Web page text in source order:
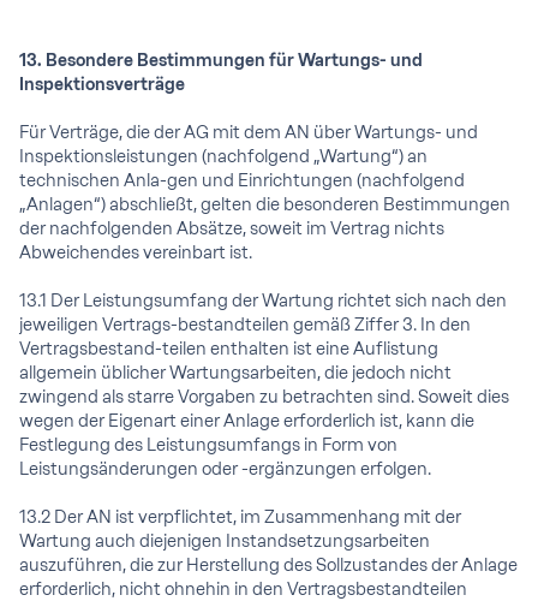
13. Besondere Bestimmungen für Wartungs- und
Inspektionsverträge
Für Verträge, die der AG mit dem AN über Wartungs- und
Inspektionsleistungen (nachfolgend „Wartung“) an
technischen Anla-gen und Einrichtungen (nachfolgend
„Anlagen“) abschließt, gelten die besonderen Bestimmungen
der nachfolgenden Absätze, soweit im Vertrag nichts
Abweichendes vereinbart ist.
13.1 Der Leistungsumfang der Wartung richtet sich nach den
jeweiligen Vertrags-bestandteilen gemäß Ziffer 3. In den
Vertragsbestand-teilen enthalten ist eine Auflistung
allgemein üblicher Wartungsarbeiten, die jedoch nicht
zwingend als starre Vorgaben zu betrachten sind. Soweit dies
wegen der Eigenart einer Anlage erforderlich ist, kann die
Festlegung des Leistungsumfangs in Form von
Leistungsänderungen oder -ergänzungen erfolgen.
13.2 Der AN ist verpflichtet, im Zusammenhang mit der
Wartung auch diejenigen Instandsetzungsarbeiten
auszuführen, die zur Herstellung des Sollzustandes der Anlage
erforderlich, nicht ohnehin in den Vertragsbestandteilen